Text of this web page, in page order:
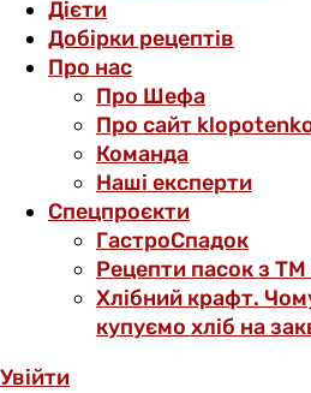
Дієти
Добірки рецептів
Про нас
Про Шефа
Про сайт
Команда
Наші експерти
Спецпроєкти
ГастроСпадок
Рецепти пасок з ТМ
Хлібний крафт.
купуємо хліб на
Увійти